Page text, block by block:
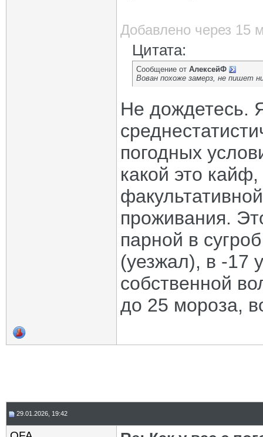
Добавлено через 15
Цитата:
Сообщение от АлексейФ
Вован похоже замерз, не пишет
Не дождетесь.
погодных
какой это
проживания.
парной в
(уезжал), в -17
собственной
до 25 мороза,
29.01.2026, 19:42